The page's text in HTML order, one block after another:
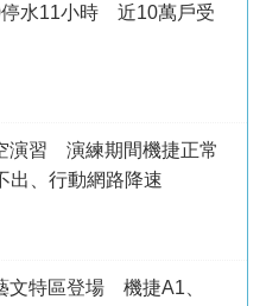
停水11小時 近10萬戶受
演習 演練期間機捷正常
出、行動網路降速
文特區登場 機捷A1、